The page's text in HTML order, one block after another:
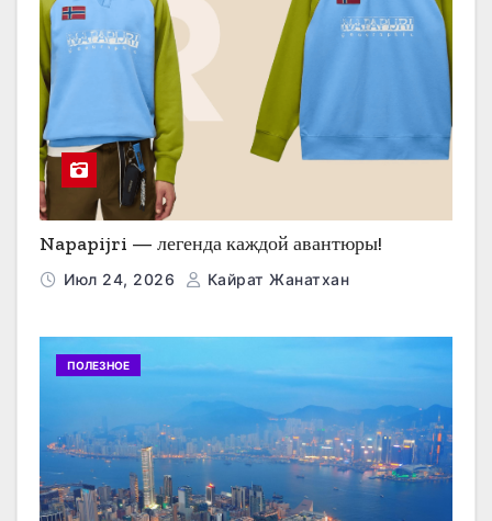
Napapijri — легенда каждой авантюры!
Июл 24, 2026 Кайрат Жанатхан
ПОЛЕЗНОЕ